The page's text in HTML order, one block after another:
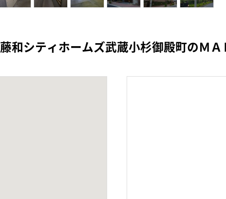
藤和シティホームズ武蔵小杉御殿町のＭＡ